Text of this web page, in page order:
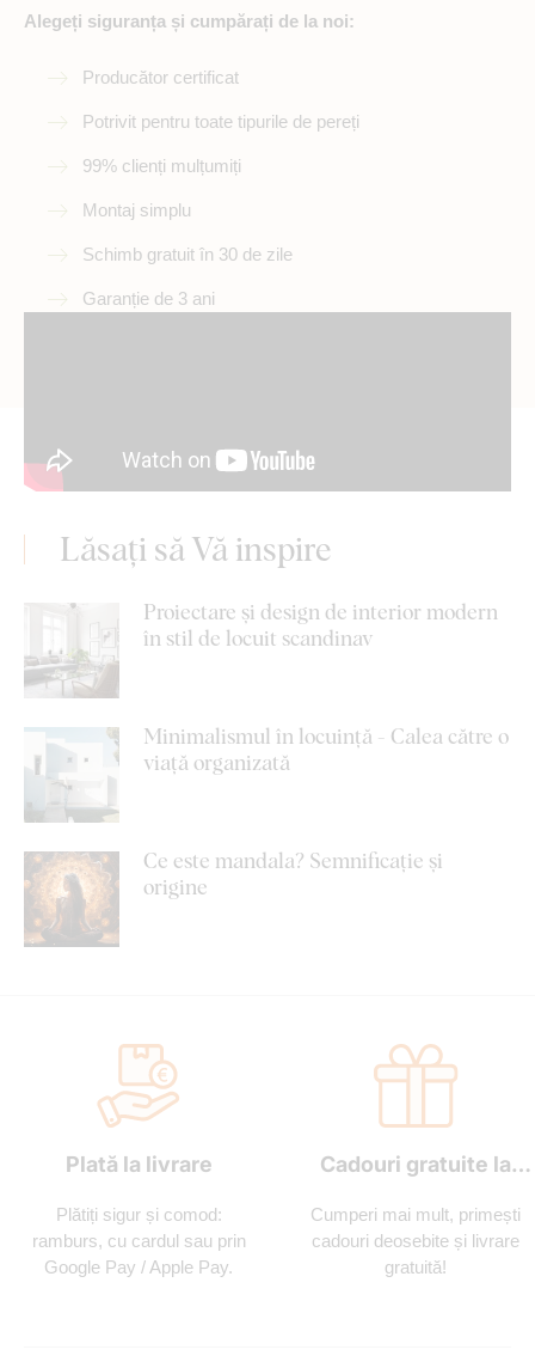
Alegeți siguranța și cumpărați de la noi:
Producător certificat
Potrivit pentru toate tipurile de pereți
99% clienți mulțumiți
Montaj simplu
Schimb gratuit în 30 de zile
Garanție de 3 ani
Lăsați să Vă inspire
Proiectare și design de interior modern
în stil de locuit scandinav
Minimalismul în locuință - Calea către o
viață organizată
Ce este mandala? Semnificație și
origine
Plată la livrare
Plătiți sigur și comod:
ramburs, cu cardul sau prin
Google Pay / Apple Pay.
Cadouri gratuite la
Cumperi mai mult, primești
cadouri deosebite și livrare
gratuită!